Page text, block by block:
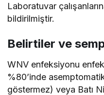
Laboratuvar
bildirilmiştir.
Belirtiler ve
WNV enfeksiyonu
%80’inde
göstermez) veya Batı